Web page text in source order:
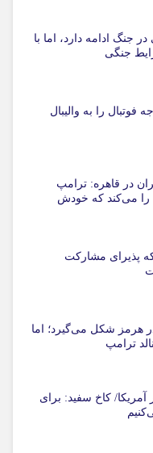
جنگ ادامه دارد، اما با
جنگی
را به والیبال
در قاهره: ترامپ
را می‌کند که خودش
پذیرای مشارکت
هرمز شکل می‌گیرد؛ اما
ترامپ
آمریکا/ کاخ سفید: برای